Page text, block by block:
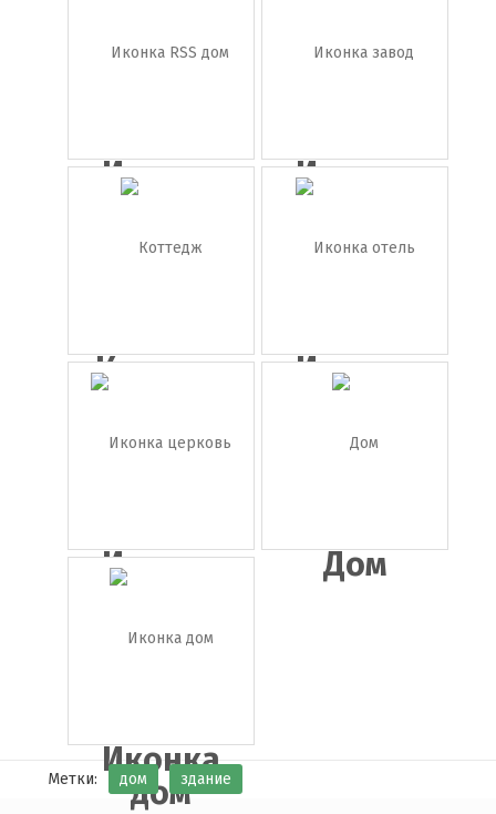
Иконка
RSS дом
Иконка
завод
Коттедж
Иконка
отель
Иконка
церковь
Дом
Иконка
дом
Метки: дом здание